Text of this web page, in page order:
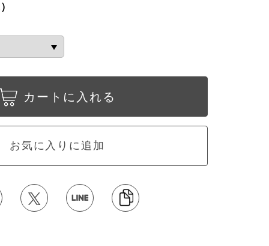
カートに入れる
お気に入りに追加